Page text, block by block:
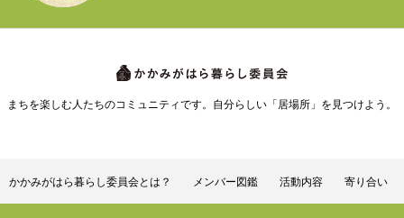
まちを楽しむ人たちのコミュニティです。自分らしい「居場所」を見つけよう。
かかみがはら暮らし委員会とは？ メンバー図鑑 活動内容 寄り合い